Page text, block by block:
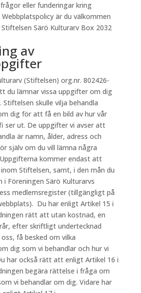
eller funderingar kring
är du välkommen
Särö Kulturarv Box 2032
av
(Stiftelsen) org.nr. 802426-
du lämnar vissa uppgifter om dig
skulle vilja behandla
dig för att få en bild av hur vår
ser ut. De uppgifter vi avser att
är namn, ålder, adress och
själv om du vill lämna några
kommer endast att
Stiftelsen, samt, i den mån du
i Föreningen Särö Kulturarvs
medlemsregister (tillgängligt på
Du har enligt Artikel 15 i
rätt att utan kostnad, en
efter skriftligt undertecknad
få besked om vilka
dig som vi behandlar och hur vi
har också rätt att enligt Artikel 16 i
begära rättelse i fråga om
vi behandlar om dig. Vidare har